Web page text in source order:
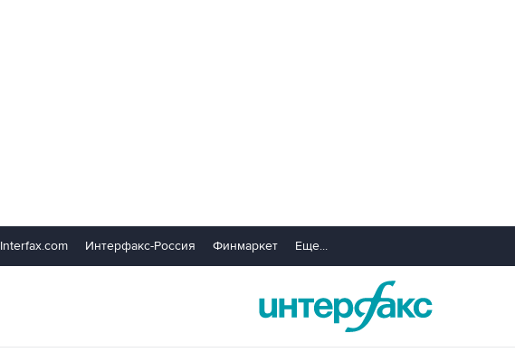
Interfax.com Интерфакс-Россия Финмаркет Еще...